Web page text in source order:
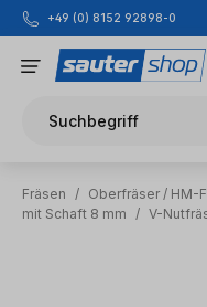
Zum Hauptinhalt
+49 (0) 8152 92898-0
Suchbegriff
Fräsen / Oberfräser / HM-
mit Schaft 8 mm
/ V-